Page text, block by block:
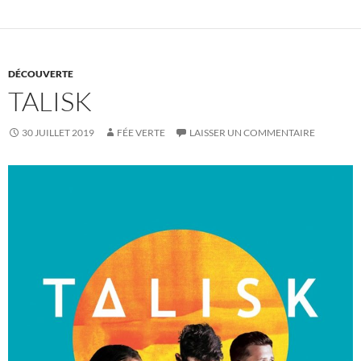
DÉCOUVERTE
TALISK
30 JUILLET 2019 FÉE VERTE LAISSER UN COMMENTAIRE